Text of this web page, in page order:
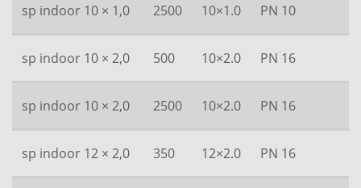
sp indoor 10 × 1,0 2500 10×1.0 PN 10
sp indoor 10 × 2,0 500 10×2.0 PN 16
sp indoor 10 × 2,0 2500 10×2.0 PN 16
sp indoor 12 × 2,0 350 12×2.0 PN 16